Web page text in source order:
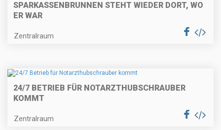
SPARKASSENBRUNNEN STEHT WIEDER DORT, WO
ER WAR
Zentralraum
24/7 BETRIEB FÜR NOTARZTHUBSCHRAUBER
KOMMT
Zentralraum